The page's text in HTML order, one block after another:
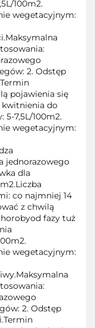
100m2.
wegetacyjnym:
2. Odstęp
pojawienia się
kwitnienia do
5-7,5L/100m2.
wegetacyjnym:
jednorazowego
dla
co najmniej 14
z chwilą
fazy tuż
wegetacyjnym:
2. Odstęp